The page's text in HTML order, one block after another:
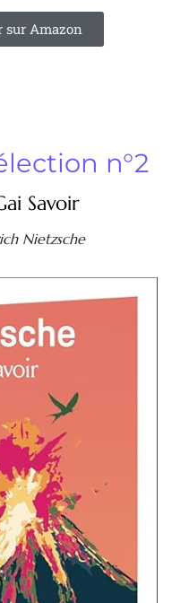
sur Amazon
n°2
Savoir
Nietzsche